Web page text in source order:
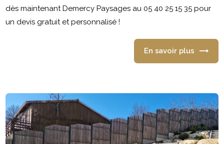
dès maintenant Demercy Paysages au 05 40 25 15 35 pour
un devis gratuit et personnalisé !
En savoir plus